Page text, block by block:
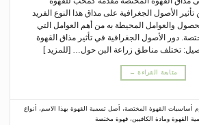
الأصول الجغرافية على مذاق هذا النوع الفريد
والعوامل المحيطة به من أهم العوامل التي
دور الأصول الجغرافية في تأثير مذاق القهوة
متابعة القراءة ←
أساسيات القهوة المختصة، أصل تسمية القهوة بهذا الاسم، أنواع
القهوة ومادة الكافيين،قهوة مختصة